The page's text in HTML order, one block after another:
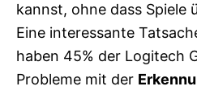
kannst, ohne dass Spiele
Eine interessante
haben 45% der Logitech
Probleme mit der